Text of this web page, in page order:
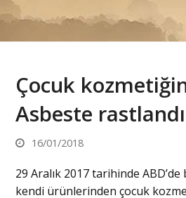
Çocuk
Asbeste rastlandı
16/01/2018
29 Aralık 2017 tarihinde
kendi ürünlerinden çocuk